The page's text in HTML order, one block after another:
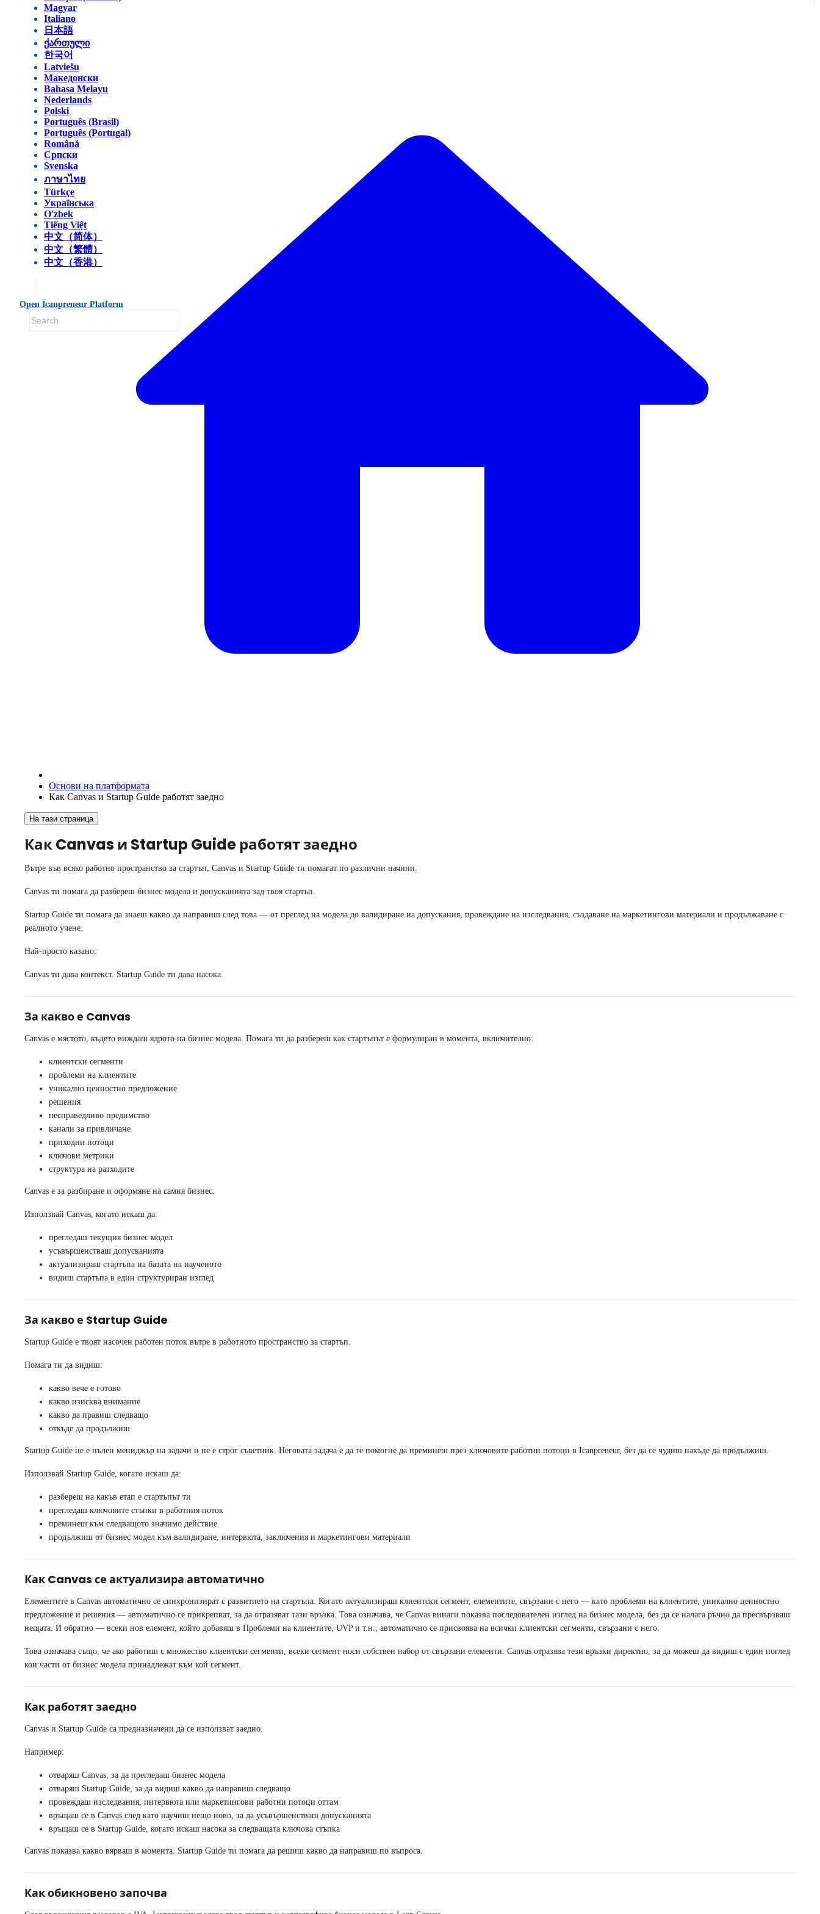
Magyar
Italiano
日本語
ქართული
한국어
Latviešu
Македонски
Bahasa Melayu
Nederlands
Polski
Português (Brasil)
Português (Portugal)
Română
Српски
Svenska
ภาษาไทย
Türkçe
Українська
O'zbek
Tiếng Việt
中文（简体）
中文（繁體）
中文（香港）
Open Icanpreneur Platform
Основи на платформата
Как Canvas и Startup Guide работят заедно
На тази страница
Как Canvas и Startup Guide работят заедно
Вътре във всяко работно пространство за стартъп, Canvas и Startup Guide ти помагат по различни начини.
Canvas ти помага да разбереш бизнес модела и допусканията зад твоя стартъп.
Startup Guide ти помага да знаеш какво да направиш след това — от преглед на модела до валидиране на допускания, провеждане на изследвания, създаване на маркетингови материали и продължаване с
реалното учене.
Най-просто казано:
Canvas ти дава контекст. Startup Guide ти дава насока.
За какво е Canvas
Canvas е мястото, където виждаш ядрото на бизнес модела. Помага ти да разбереш как стартъпът е формулиран в момента, включително:
клиентски сегменти
проблеми на клиентите
уникално ценностно предложение
решения
несправедливо предимство
канали за привличане
приходни потоци
ключови метрики
структура на разходите
Canvas е за разбиране и оформяне на самия бизнес.
Използвай Canvas, когато искаш да:
прегледаш текущия бизнес модел
усъвършенстваш допусканията
актуализираш стартъпа на базата на наученото
видиш стартъпа в един структуриран изглед
За какво е Startup Guide
Startup Guide е твоят насочен работен поток вътре в работното пространство за стартъп.
Помага ти да видиш:
какво вече е готово
какво изисква внимание
какво да правиш следващо
откъде да продължиш
Startup Guide не е пълен мениджър на задачи и не е строг съветник. Неговата задача е да те помогне да преминеш през ключовите работни потоци в Icanpreneur, без да се чудиш накъде да продължиш.
Използвай Startup Guide, когато искаш да:
разбереш на какъв етап е стартъпът ти
прегледаш ключовите стъпки в работния поток
преминеш към следващото значимо действие
продължиш от бизнес модел към валидиране, интервюта, заключения и маркетингови материали
Как Canvas се актуализира автоматично
Елементите в Canvas автоматично се синхронизират с развитието на стартъпа. Когато актуализираш клиентски сегмент, елементите, свързани с него — като проблеми на клиентите, уникално ценностно
предложение и решения — автоматично се прикрепват, за да отразяват тази връзка. Това означава, че Canvas винаги показва последователен изглед на бизнес модела, без да се налага ръчно да пресвързваш
нещата. И обратно — всеки нов елемент, който добавяш в Проблеми на клиентите, UVP и т.н., автоматично се присвоява на всички клиентски сегменти, свързани с него.
Това означава също, че ако работиш с множество клиентски сегменти, всеки сегмент носи собствен набор от свързани елементи. Canvas отразява тези връзки директно, за да можеш да видиш с един поглед
кои части от бизнес модела принадлежат към кой сегмент.
Как работят заедно
Canvas и Startup Guide са предназначени да се използват заедно.
Например:
отваряш Canvas, за да прегледаш бизнес модела
отваряш Startup Guide, за да видиш какво да направиш следващо
провеждаш изследвания, интервюта или маркетингови работни потоци оттам
връщаш се в Canvas след като научиш нещо ново, за да усъвършенстваш допусканията
връщаш се в Startup Guide, когато искаш насока за следващата ключова стъпка
Canvas показва какво вярваш в момента. Startup Guide ти помага да решиш какво да направиш по въпроса.
Как обикновено започва